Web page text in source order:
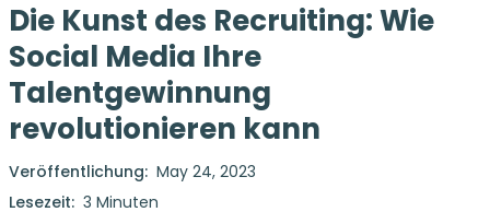
Die Kunst des Recruiting: Wie
Social Media Ihre
Talentgewinnung
revolutionieren kann
Veröffentlichung: May 24, 2023
Lesezeit: 3 Minuten